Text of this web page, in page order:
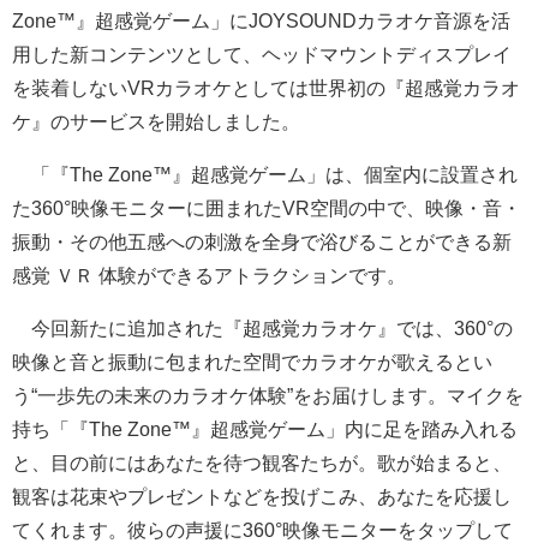
Zone™』超感覚ゲーム」にJOYSOUNDカラオケ音源を活
用した新コンテンツとして、ヘッドマウントディスプレイ
を装着しないVRカラオケとしては世界初の『超感覚カラオ
ケ』のサービスを開始しました。
「『The Zone™』超感覚ゲーム」は、個室内に設置され
た360°映像モニターに囲まれたVR空間の中で、映像・音・
振動・その他五感への刺激を全身で浴びることができる新
感覚 ＶＲ 体験ができるアトラクションです。
今回新たに追加された『超感覚カラオケ』では、360°の
映像と音と振動に包まれた空間でカラオケが歌えるとい
う“一歩先の未来のカラオケ体験”をお届けします。マイクを
持ち「『The Zone™』超感覚ゲーム」内に足を踏み入れる
と、目の前にはあなたを待つ観客たちが。歌が始まると、
観客は花束やプレゼントなどを投げこみ、あなたを応援し
てくれます。彼らの声援に360°映像モニターをタップして